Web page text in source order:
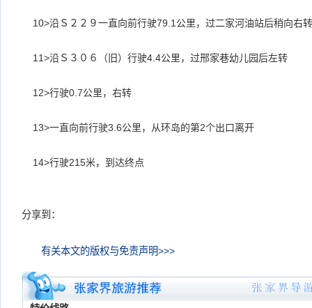
10>沿Ｓ２２９一直向前行驶79.1 公里，过二家河油站后稍向右
11>沿Ｓ３０６（旧）行驶4.4公里，过邢家巷幼儿园后左转
12>行驶0.7公里，右转
13>一直向前行驶3.6公里，从环岛的第2个出口离开
14>行驶215米，到达终点
分享到：
有关本文的版权与免责声明>>>